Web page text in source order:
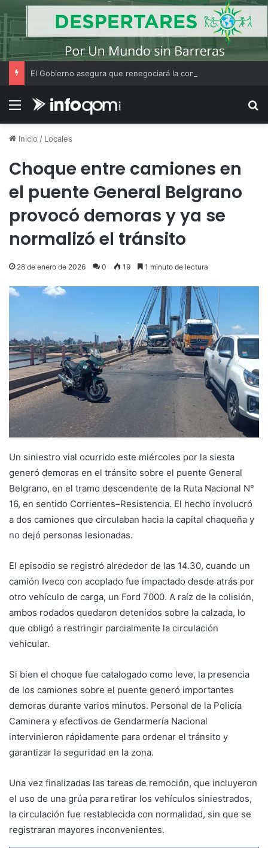
Menú
Inicio / Locales
Choque entre camiones en
el puente General Belgrano
provocó demoras y ya se
normalizó el tránsito
28 de enero de 2026 0 19 1 minuto de lectura
Un siniestro vial ocurrido este miércoles por la siesta
generó demoras en el tránsito sobre el puente General
Belgrano, en el tramo descendente de la Ruta Nacional N°
16, en sentido Corrientes–Resistencia. El hecho involucró
a dos camiones que circulaban hacia la capital chaqueña y
no dejó personas lesionadas.
El episodio se registró alrededor de las 14.30, cuando un
camión Iveco con acoplado fue impactado desde atrás por
otro vehículo de carga, un Ford 7000. A raíz de la colisión,
ambos rodados quedaron detenidos sobre la calzada, lo
que obligó a restringir parcialmente la circulación
vehicular.
Si bien el choque fue catalogado como leve, la presencia
de los camiones sobre el puente generó importantes
demoras durante varios minutos. Personal de la Policía
Caminera y efectivos de Gendarmería Nacional
intervinieron rápidamente para ordenar el tránsito y
garantizar la seguridad en la zona.
Una vez finalizadas las tareas de remoción, que incluyeron
el uso de una grúa para retirar los vehículos siniestrados,
la circulación fue restablecida con normalidad, sin que se
registraran mayores inconvenientes.